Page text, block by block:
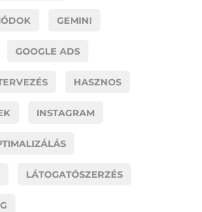
GEMINI
GOOGLE ADS
HASZNOS
INSTAGRAM
LÁTOGATÓSZERZÉS